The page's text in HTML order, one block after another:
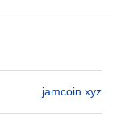
jamcoin.xyz